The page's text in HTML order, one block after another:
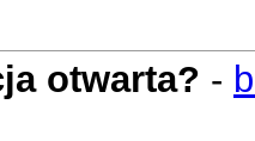
otwarta? -